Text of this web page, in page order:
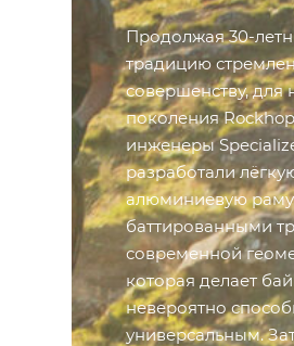
Продолжая 30-
традицию
совершенству, для
поколения
инженеры
разработали
алюминиевую
баттированными
современной
которая делает
невероятно
универсальным.